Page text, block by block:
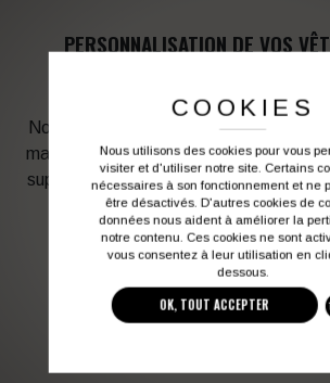
PERSONNALISATION DE VOS
Notre graphiste connait les produits et
marquage. Elle sera à votre service
support en fonction des contraintes
besoins d’image. Profitez de son
Vous souhaitez avoir plus
COOKIES
Nous utilisons des cookies pour vous
visiter et d'utiliser notre site. Certains
nécessaires à son fonctionnement et ne
être désactivés. D'autres cookies de
données nous aident à améliorer la
notre contenu. Ces cookies ne sont
vous consentez à leur utilisation en
dessous.
OK, TOUT ACCEPTER